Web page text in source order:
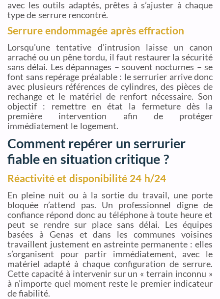
avec les outils adaptés, prêtes à s’ajuster à chaque
type de serrure rencontré.
Serrure endommagée après effraction
Lorsqu’une tentative d’intrusion laisse un canon
arraché ou un pêne tordu, il faut restaurer la sécurité
sans délai. Les dépannages – souvent nocturnes – se
font sans repérage préalable : le serrurier arrive donc
avec plusieurs références de cylindres, des pièces de
rechange et le matériel de renfort nécessaire. Son
objectif : remettre en état la fermeture dès la
première intervention afin de protéger
immédiatement le logement.
Comment repérer un serrurier
fiable en situation critique ?
Réactivité et disponibilité 24 h/24
En pleine nuit ou à la sortie du travail, une porte
bloquée n’attend pas. Un professionnel digne de
confiance répond donc au téléphone à toute heure et
peut se rendre sur place sans délai. Les équipes
basées à Genas et dans les communes voisines
travaillent justement en astreinte permanente : elles
s’organisent pour partir immédiatement, avec le
matériel adapté à chaque configuration de serrure.
Cette capacité à intervenir sur un « terrain inconnu »
à n’importe quel moment reste le premier indicateur
de fiabilité.